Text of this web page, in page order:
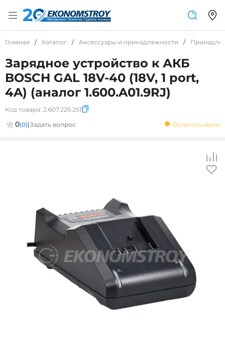
Главная / Каталог / Аксессуары и принадлежности /
Зарядное устройство к АКБ
BOSCH GAL 18V-40 (18V, 1 port,
4A) (аналог 1.600.A01.9RJ)
Код товара: 2.607.226.251
0(0)|Задать вопрос Осталось мало